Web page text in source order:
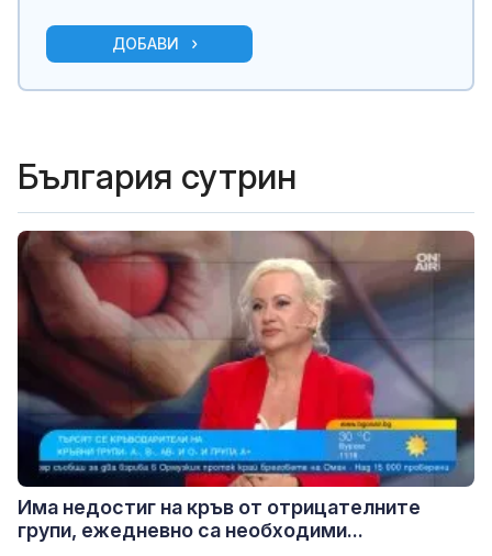
ДОБАВИ
България сутрин
Има недостиг на кръв от отрицателните
групи, ежедневно са необходими...